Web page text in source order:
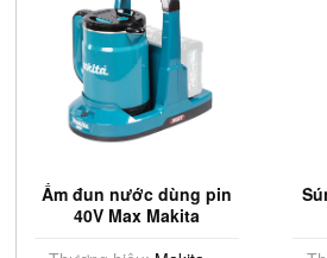
Ấm đun nước dùng pin
40V Max Makita